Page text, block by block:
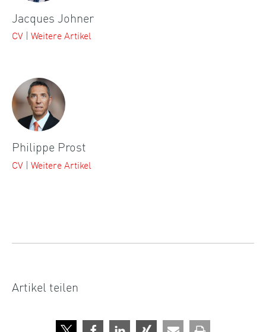
Jacques Johner
CV | Weitere Artikel
Philippe Prost
CV | Weitere Artikel
Artikel teilen